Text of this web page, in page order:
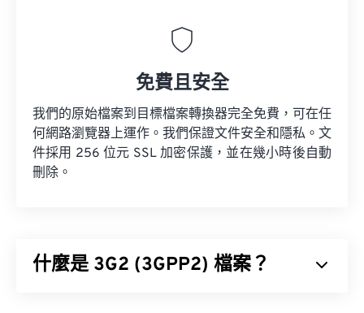
免費且安全
我們的原始檔案到目標檔案轉換器完全免費，可在任
何網路瀏覽器上運作。我們保證文件安全和隱私。文
件採用 256 位元 SSL 加密保護，並在幾小時後自動
刪除。
什麼是 3G2 (3GPP2) 檔案？